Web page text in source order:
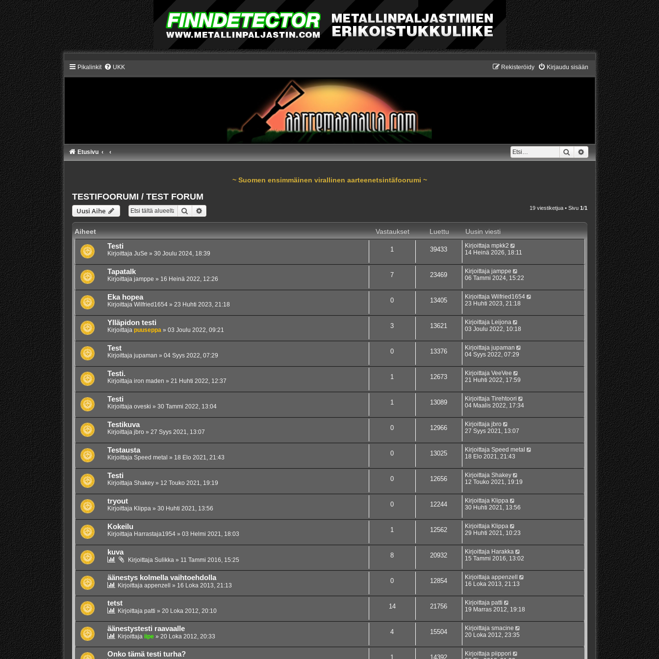
Pikalinkit UKK Kirjaudu sisään
Rekisteröidy
Etsi Tarkennettu haku
Etusivu
~ Suomen ensimmäinen virallinen aarteenetsintäfoorumi ~
TESTIFOORUMI / TEST FORUM
Uusi Aihe Etsi 19 viestiketjua • Sivu 1 /1
Aiheet Vastaukset Luettu
Uusin viesti
Testi
Kirjoittaja JuSe » 30 Joulu 2024, 18:39
1 39433 Kirjoittaja mpkk2
14 Heinä 2026, 18:11
Tapatalk
Kirjoittaja jamppe » 16 Heinä 2022, 12:26
7 23469 Kirjoittaja jamppe
06 Tammi 2024, 15:22
Eka hopea
Kirjoittaja Wilfried1654» 23 Huhti 2023, 21:18
0 13405 Kirjoittaja Wilfried1654
23 Huhti 2023, 21:18
Ylläpidon testi
Kirjoittaja puuseppa» 03 Joulu 2022, 09:21
3 13621 Kirjoittaja Leijona
03 Joulu 2022, 10:18
Test
Kirjoittaja jupaman » 04 Syys 2022, 07:29
0 13376 Kirjoittaja jupaman
04 Syys 2022, 07:29
Testi.
Kirjoittaja iron maden » 21 Huhti 2022, 12:37
1 12673 Kirjoittaja VeeVee
21 Huhti 2022, 17:59
Testi
Kirjoittaja oveski » 30 Tammi 2022, 13:04
1 13089 Kirjoittaja Tirehtoori
04 Maalis 2022, 17:34
Testikuva
Kirjoittaja jbro » 27 Syys 2021, 13:07
0 12966 Kirjoittaja jbro
27 Syys 2021, 13:07
Testausta
Kirjoittaja Speed metal » 18 Elo 2021, 21:43
0 13025 Kirjoittaja Speed metal
18 Elo 2021, 21:43
Testi
Kirjoittaja Shakey» 12 Touko 2021, 19:19
0 12656 Kirjoittaja Shakey
12 Touko 2021, 19:19
tryout
Kirjoittaja Klippa» 30 Huhti 2021, 13:56
0 12244 Kirjoittaja Klippa
30 Huhti 2021, 13:56
Kokeilu
Kirjoittaja Harrastaja1954» 03 Helmi 2021, 18:03
1 12562 Kirjoittaja Klippa
29 Huhti 2021, 10:23
kuva
Kirjoittaja Sulikka» 11 Tammi 2016, 15:25
8 20932 Kirjoittaja Harakka
15 Tammi 2016, 13:02
äänestys kolmella vaihtoehdolla
Kirjoittaja appenzell » 16 Loka 2013, 21:13
0 12854 Kirjoittaja appenzell
16 Loka 2013, 21:13
tetst
Kirjoittaja patti » 20 Loka 2012, 20:10
14 21756 Kirjoittaja patti
19 Marras 2012, 19:18
äänestystesti raavaalle
Kirjoittaja iipe» 20 Loka 2012, 20:33
4 15504 Kirjoittaja smacine
20 Loka 2012, 23:35
Onko tämä testi turha? 1 14392 Kirjoittaja piippori